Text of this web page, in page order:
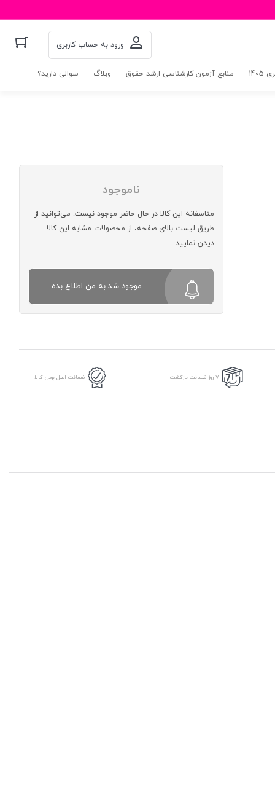
ورود به حساب کاربری
منابع آزمون کارشناسی ارشد حقوق وبلاگ سوالی دارید؟
ناموجود
متاسفانه این کالا در حال حاضر موجود نیست. می‌توانید از
طریق لیست بالای صفحه، از محصولات مشابه این کالا
دیدن نمایید.
موجود شد به من اطلاع بده
7 روز ضمانت بازگشت ضمانت اصل بودن کالا